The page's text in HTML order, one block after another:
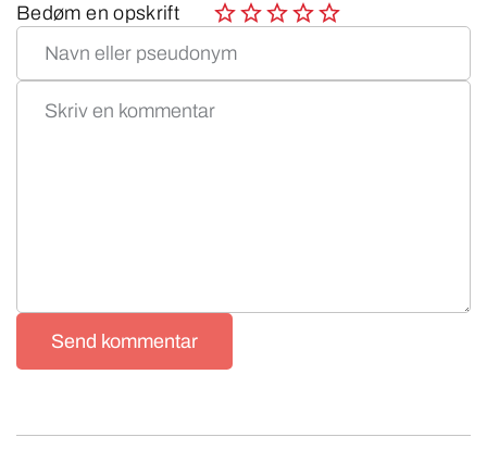
Bedøm en opskrift
Send kommentar